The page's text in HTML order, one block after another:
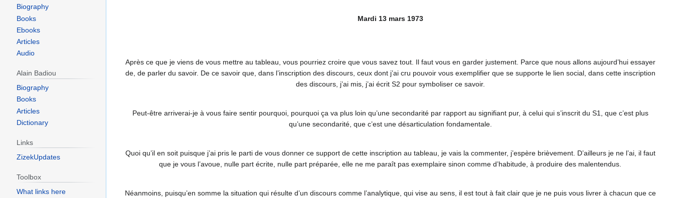
Mardi 13 mars 1973
Après ce que je viens de vous mettre au tableau, vous pourriez croire que vous savez tout. Il faut vous en garder justement. Parce que nous allons aujourd’hui essayer
de, de parler du savoir. De ce savoir que, dans l’inscription des discours, ceux dont j’ai cru pouvoir vous exemplifier que se supporte le lien social, dans cette inscription
des discours, j’ai mis, j’ai écrit S2 pour symboliser ce savoir.
Peut-être arriverai-je à vous faire sentir pourquoi, pourquoi ça va plus loin qu’une secondarité par rapport au signifiant pur, à celui qui s’inscrit du S1, que c’est plus
qu’une secondarité, que c’est une désarticulation fondamentale.
Quoi qu’il en soit puisque j’ai pris le parti de vous donner ce support de cette inscription au tableau, je vais la commenter, j’espère brièvement. D’ailleurs je ne l’ai, il faut
que je vous l’avoue, nulle part écrite, nulle part préparée, elle ne me paraît pas exemplaire sinon comme d’habitude, à produire des malentendus.
Néanmoins, puisqu’en somme la situation qui résulte d’un discours comme l’analytique, qui vise au sens, il est tout à fait clair que je ne puis vous livrer à chacun que ce
Biography
Books
Ebooks
Articles
Audio
Alain Badiou
Biography
Books
Articles
Dictionary
Links
ZizekUpdates
Toolbox
What links here